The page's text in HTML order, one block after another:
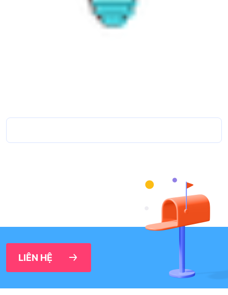
LIÊN HỆ